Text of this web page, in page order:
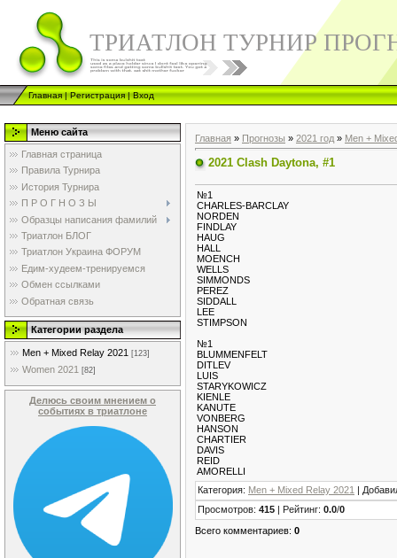
ТРИАТЛОН ТУРНИР
Главная|Регистрация|Вход
Меню сайта
Главная страница
Правила Турнира
История Турнира
П Р О Г Н О З Ы
Образцы написания фамилий
Триатлон БЛОГ
Триатлон Украина ФОРУМ
Едим-худеем-тренируемся
Обмен ссылками
Обратная связь
Категории раздела
Men + Mixed Relay 2021 [123]
Women 2021 [82]
Делюсь своим мнением о
событиях в триатлоне
Главная » Прогнозы » 2021 год » Men +
2021 Clash Daytona, #1
№1
CHARLES-BARCLAY
NORDEN
FINDLAY
HAUG
HALL
MOENCH
WELLS
SIMMONDS
PEREZ
SIDDALL
LEE
STIMPSON
№1
BLUMMENFELT
DITLEV
LUIS
STARYKOWICZ
KIENLE
KANUTE
VONBERG
HANSON
CHARTIER
DAVIS
REID
AMORELLI
Категория: Men + Mixed Relay 2021 |
Просмотров: 415 | Рейтинг: 0.0/0
Всего комментариев: 0